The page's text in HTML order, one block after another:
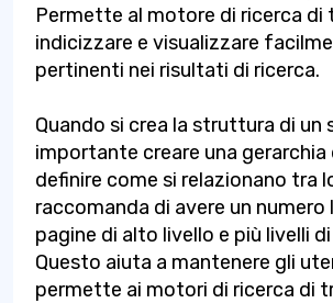
Permette al motore di ricerca di
indicizzare e visualizzare
pertinenti nei risultati di ricerca.
Quando si crea la struttura di un
importante creare una gerarchia
definire come si relazionano tra
raccomanda di avere un
pagine di alto livello e più livelli
Questo aiuta a mantenere gli
permette ai motori di ricerca di